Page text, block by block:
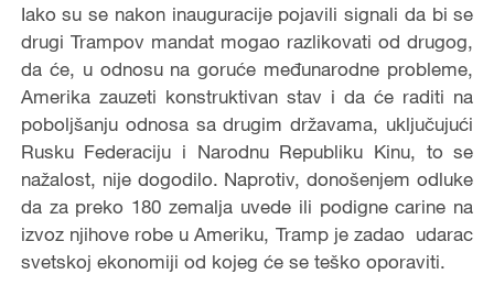
Iako su se nakon inauguracije pojavili signali da bi se
drugi Trampov mandat mogao razlikovati od drugog,
da će, u odnosu na goruće međunarodne probleme,
Amerika zauzeti konstruktivan stav i da će raditi na
poboljšanju odnosa sa drugim državama, uključujući
Rusku Federaciju i Narodnu Republiku Kinu, to se
nažalost, nije dogodilo. Naprotiv, donošenjem odluke
da za preko 180 zemalja uvede ili podigne carine na
izvoz njihove robe u Ameriku, Tramp je zadao udarac
svetskoj ekonomiji od kojeg će se teško oporaviti.